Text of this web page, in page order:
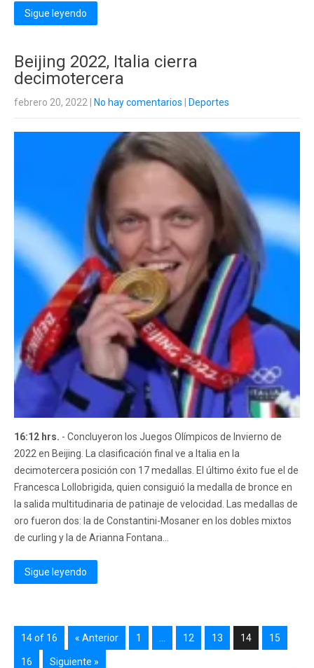
Sigue leyendo
Beijing 2022, Italia cierra
decimotercera
febrero 20, 2022 No hay comentarios Deportes
16:12 hrs. - Concluyeron los Juegos Olímpicos de Invierno de
2022 en Beijing. La clasificación final ve a Italia en la
decimotercera posición con 17 medallas. El último éxito fue el de
Francesca Lollobrigida, quien consiguió la medalla de bronce en
la salida multitudinaria de patinaje de velocidad. Las medallas de
oro fueron dos: la de Constantini-Mosaner en los dobles mixtos
de curling y la de Arianna Fontana...
Sigue leyendo
14 of 16 « Anterior 1 12 13 14 15
16 Siguiente »